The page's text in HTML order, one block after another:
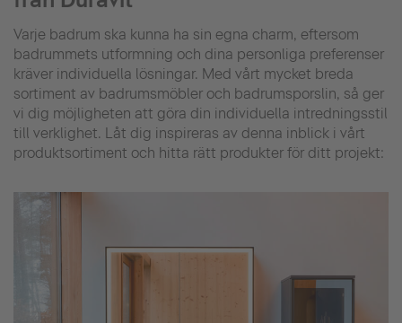
Varje badrum ska kunna ha sin egna charm, eftersom
badrummets utformning och dina personliga preferenser
kräver individuella lösningar. Med vårt mycket breda
sortiment av badrumsmöbler och badrumsporslin, så ger
vi dig möjligheten att göra din individuella intredningsstil
till verklighet. Låt dig inspireras av denna inblick i vårt
produktsortiment och hitta rätt produkter för ditt projekt: